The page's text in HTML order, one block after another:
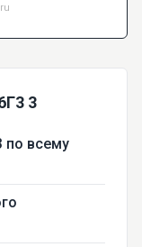
3
по всему